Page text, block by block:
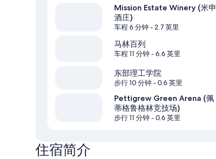
Mission Estate Winery (米申
酒庄)
车程 6 分钟- 2.7 英里
马林百列
车程 11 分钟- 6.6 英里
东部理工学院
步行 10 分钟- 0.6 英里
Pettigrew Green Arena (佩
蒂格鲁格林竞技场)
步行 11 分钟- 0.6 英里
住宿简介